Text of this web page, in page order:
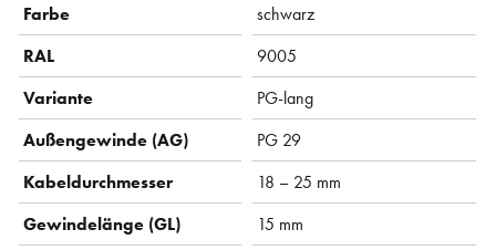
Farbe
schwarz
RAL
9005
Variante
PG-lang
Außengewinde (AG)
PG 29
Kabeldurchmesser
18 – 25 mm
Gewindelänge (GL)
15 mm